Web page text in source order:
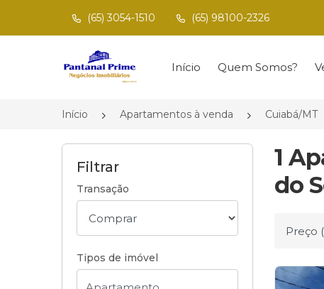
(65) 3054-1510 (65) 98100-2326
Página inicial
Início Quem Somos?
Início Apartamentos à venda Cuiabá/MT
Filtrar
Transação
Tipos de imóvel
1
do